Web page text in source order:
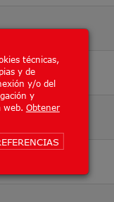
técnicas,
y de
y/o del
y
web. Obtener